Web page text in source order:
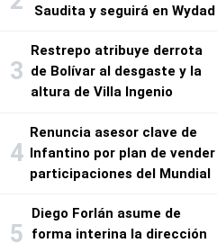
Saudita y seguirá en Wydad
Restrepo atribuye derrota
de Bolívar al desgaste y la
altura de Villa Ingenio
Renuncia asesor clave de
Infantino por plan de vender
participaciones del Mundial
Diego Forlán asume de
forma interina la dirección